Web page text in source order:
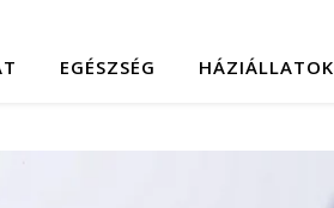
EGÉSZSÉG HÁZIÁLLATOK